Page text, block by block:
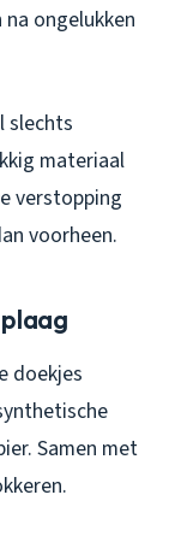
ongelukken
slechts
materiaal
verstopping
voorheen.
doekjes
Samen met